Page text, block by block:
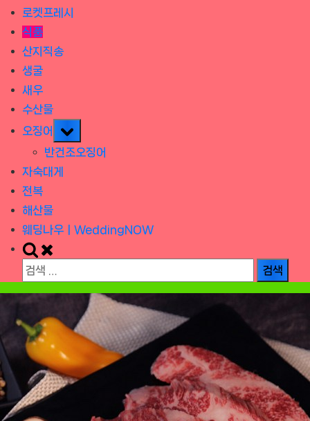
로켓프레시
식품
산지직송
생굴
새우
수산물
오징어
Toggle
sub-
menu
반건조오징어
자숙대게
전복
해산물
웨딩나우ㅣWeddingNOW
Toggle
search
검